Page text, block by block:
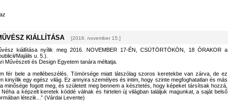
KIÁLLÍTÁSA [2016. november 15.]
kiállítása nyílik meg 2016. NOVEMBER 17-ÉN, CSÜTÖRTÖKÖN, 18 ÓRAKOR a
Majális u. 5.).
Művészeti és Design Egyetem tanára méltatja.
fér bele a mellébeszélés. Tömörsége miatt látszólag szoros keretekbe van zárva, de ez
kinyílik egy egész világ. Ez annyira személyes és intim, hogy szinte megfoghatatlan és más
minősége fogott meg, és született meg bennem a késztetés, hogy képeket társítsak hozzá,
a képzelt keretek köddé válnak és hirtelen új világban találjuk magunkat, a saját belső
létezik...” (Várdai Levente)